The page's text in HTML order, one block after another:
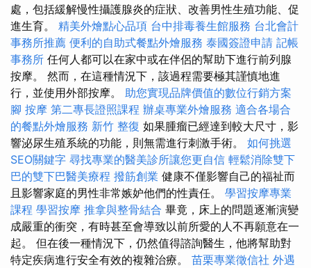
處，包括緩解慢性攝護腺炎的症狀、改善男性生殖功能、促
進生育。 精美外燴點心品項 台中排毒養生館服務 台北會計
事務所推薦 便利的自助式餐點外燴服務 泰國簽證申請 記帳
事務所 任何人都可以在家中或在伴侶的幫助下進行前列腺
按摩。 然而，在這種情況下，該過程需要極其謹慎地進
行，並使用外部按摩。 助您實現品牌價值的數位行銷方案
腳 按摩 第二專長證照課程 辦桌專業外燴服務 適合各場合
的餐點外燴服務 新竹 整復 如果腫瘤已經達到較大尺寸，影
響泌尿生殖系統的功能，則無需進行刺激手術。 如何挑選
SEO關鍵字 尋找專業的醫美診所讓您更自信 輕鬆消除雙下
巴的雙下巴醫美療程 撥筋創業 健康不僅影響自己的福祉而
且影響家庭的男性非常嫉妒他們的性責任。 學習按摩專業
課程 學習按摩 推拿與整骨結合 畢竟，床上的問題逐漸演變
成嚴重的衝突，有時甚至會導致以前所愛的人不再願意在一
起。 但在後一種情況下，仍然值得諮詢醫生，他將幫助對
特定疾病進行安全有效的複雜治療。 苗栗專業徵信社 外遇